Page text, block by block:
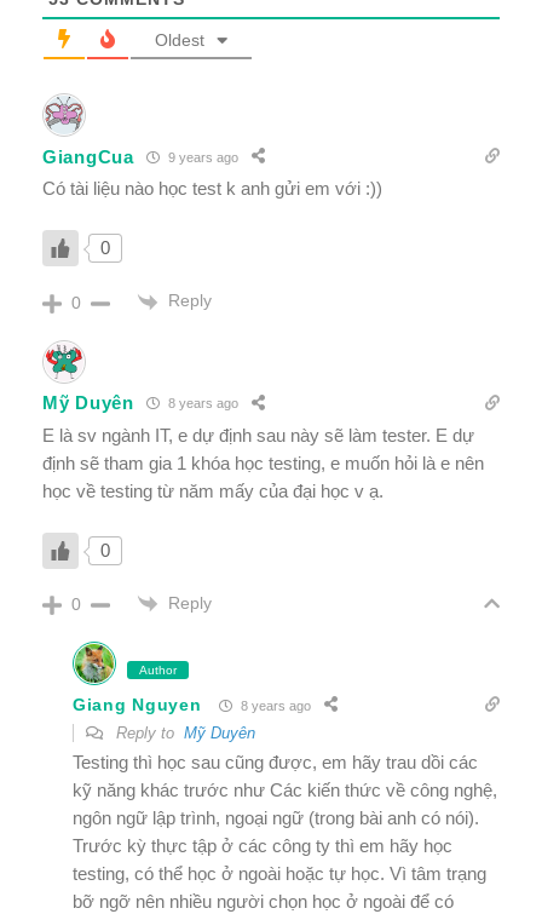
Oldest
GiangCua 9 years ago
Có tài liệu nào học test k anh gửi em với :))
0
0 Reply
Mỹ Duyên 8 years ago
E là sv ngành IT, e dự định sau này sẽ làm tester. E dự
định sẽ tham gia 1 khóa học testing, e muốn hỏi là e nên
học về testing từ năm mấy của đại học v ạ.
0
0 Reply
Author
Giang Nguyen 8 years ago
Reply toMỹ Duyên
Testing thì học sau cũng được, em hãy trau dồi các
kỹ năng khác trước như Các kiến thức về công nghệ,
ngôn ngữ lập trình, ngoại ngữ (trong bài anh có nói).
Trước kỳ thực tập ở các công ty thì em hãy học
testing, có thể học ở ngoài hoặc tự học. Vì tâm trạng
bỡ ngỡ nên nhiều người chọn học ở ngoài để có